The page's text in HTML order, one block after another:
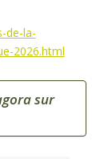
de-la-
2026.html
sur